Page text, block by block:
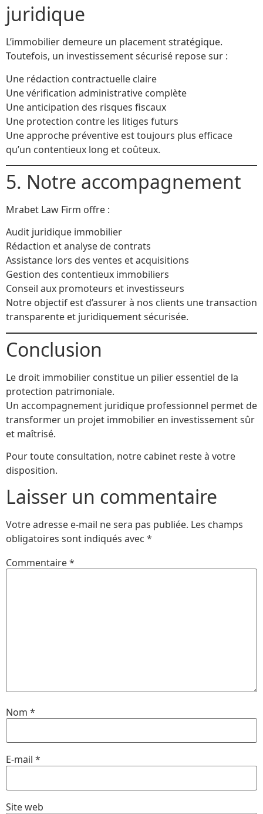
juridique
L’immobilier demeure un placement stratégique.
Toutefois, un investissement sécurisé repose sur :
Une rédaction contractuelle claire
Une vérification administrative complète
Une anticipation des risques fiscaux
Une protection contre les litiges futurs
Une approche préventive est toujours plus efficace
qu’un contentieux long et coûteux.
5. Notre accompagnement
Mrabet Law Firm offre :
Audit juridique immobilier
Rédaction et analyse de contrats
Assistance lors des ventes et acquisitions
Gestion des contentieux immobiliers
Conseil aux promoteurs et investisseurs
Notre objectif est d’assurer à nos clients une transaction
transparente et juridiquement sécurisée.
Conclusion
Le droit immobilier constitue un pilier essentiel de la
protection patrimoniale.
Un accompagnement juridique professionnel permet de
transformer un projet immobilier en investissement sûr
et maîtrisé.
Pour toute consultation, notre cabinet reste à votre
disposition.
Laisser un commentaire
Votre adresse e-mail ne sera pas publiée. Les champs
obligatoires sont indiqués avec *
Commentaire*
Nom *
E-mail *
Site web